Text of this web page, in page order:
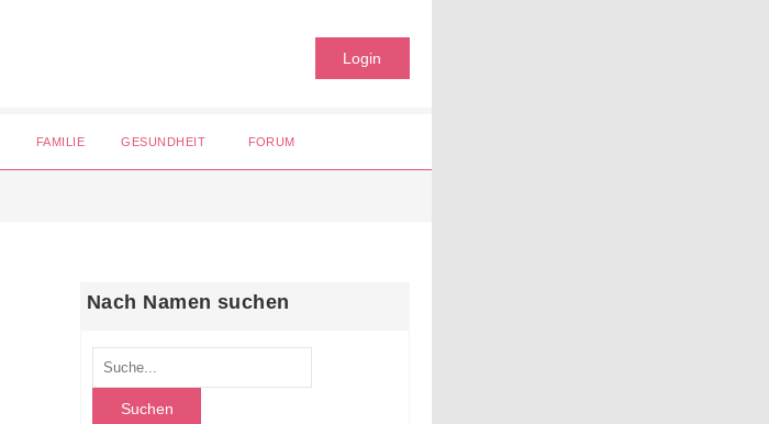
Login
FAMILIE GESUNDHEIT FORUM
Nach Namen suchen